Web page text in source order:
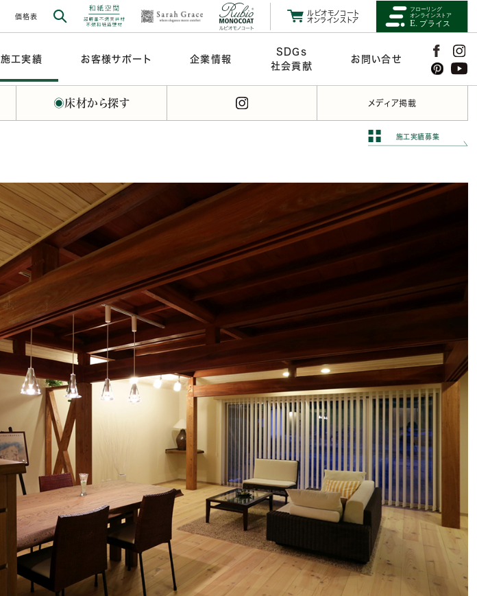
価格表
ルビオモノコート
オンラインストア
施工実績 お客様サポート 企業情報
SDGs
社会貢献
お問い合せ
◉床材から探す メディア掲載
施工実績募集